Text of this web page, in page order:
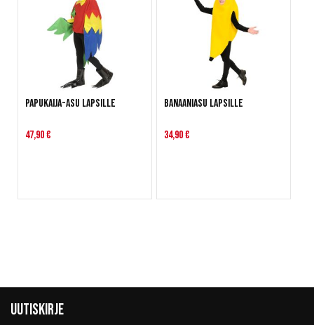
Papukaija-asu lapsille
47,90 €
Banaaniasu lapsille
34,90 €
Uutiskirje